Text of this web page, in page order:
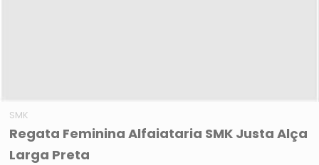
SMK
Regata Feminina Alfaiataria SMK Justa Alça
Larga Preta